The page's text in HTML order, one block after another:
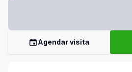
Agendar visita